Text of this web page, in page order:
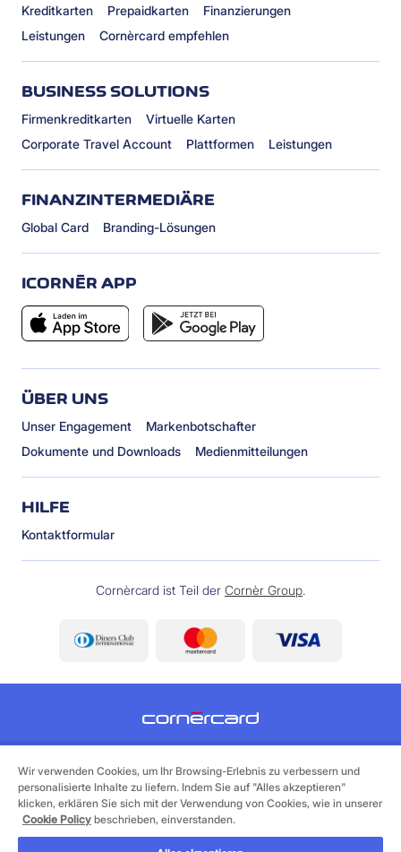
Kreditkarten Prepaidkarten
Finanzierungen
Leistungen
Cornèrcard empfehlen
BUSINESS SOLUTIONS
Firmenkreditkarten
Virtuelle Karten
Corporate Travel Account
Plattformen Leistungen
FINANZINTERMEDIÄRE
Global Card Branding-Lösungen
ICORNÈR APP
ÜBER UNS
Unser Engagement
Markenbotschafter
Dokumente und Downloads
Medienmitteilungen
HILFE
Kontaktformular
Cornèrcard ist Teil der Cornèr Group.
Via Canova 16, 6901 Lugano
Legales Cookie Policy Datenschutzerklärung
Wir verwenden Cookies, um Ihr Browsing-Erlebnis zu verbessern und
personalisierte Inhalte zu liefern. Indem Sie auf "Alles akzeptieren"
klicken, erklären Sie sich mit der Verwendung von Cookies, wie in unserer
Cookie Policy beschrieben, einverstanden.